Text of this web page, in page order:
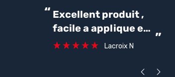
“
”
Excellent produit ,
facile a applique et
robuste.
Lacroix N